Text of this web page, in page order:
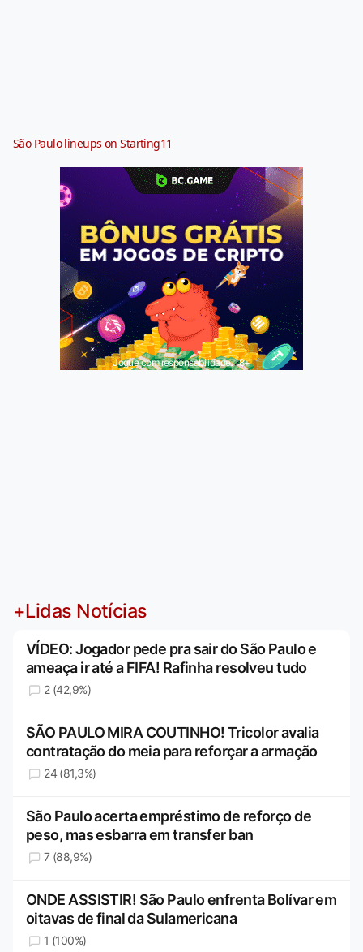
São Paulo lineups on Starting11
Jogue com responsabilidade. 18+
+Lidas Notícias
VÍDEO: Jogador pede pra sair do São Paulo e
ameaça ir até a FIFA! Rafinha resolveu tudo
2 (42,9%)
SÃO PAULO MIRA COUTINHO! Tricolor avalia
contratação do meia para reforçar a armação
24 (81,3%)
São Paulo acerta empréstimo de reforço de
peso, mas esbarra em transfer ban
7 (88,9%)
ONDE ASSISTIR! São Paulo enfrenta Bolívar em
oitavas de final da Sulamericana
1 (100%)